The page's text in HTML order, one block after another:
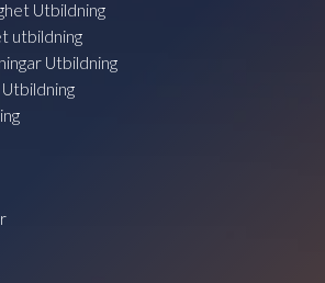
Utbildning
utbildning
Utbildning